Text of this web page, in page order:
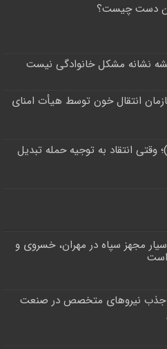
دست چیست؟
نشانه مشکل خانوادگی نیست
انتقال خون توسط هیأت امنای
وقتی انتقاد به توجیه حمله تبدیل
مجهز سپاه در مهران، خسروی و
است
جذب نیروهای متخصص در صنعت